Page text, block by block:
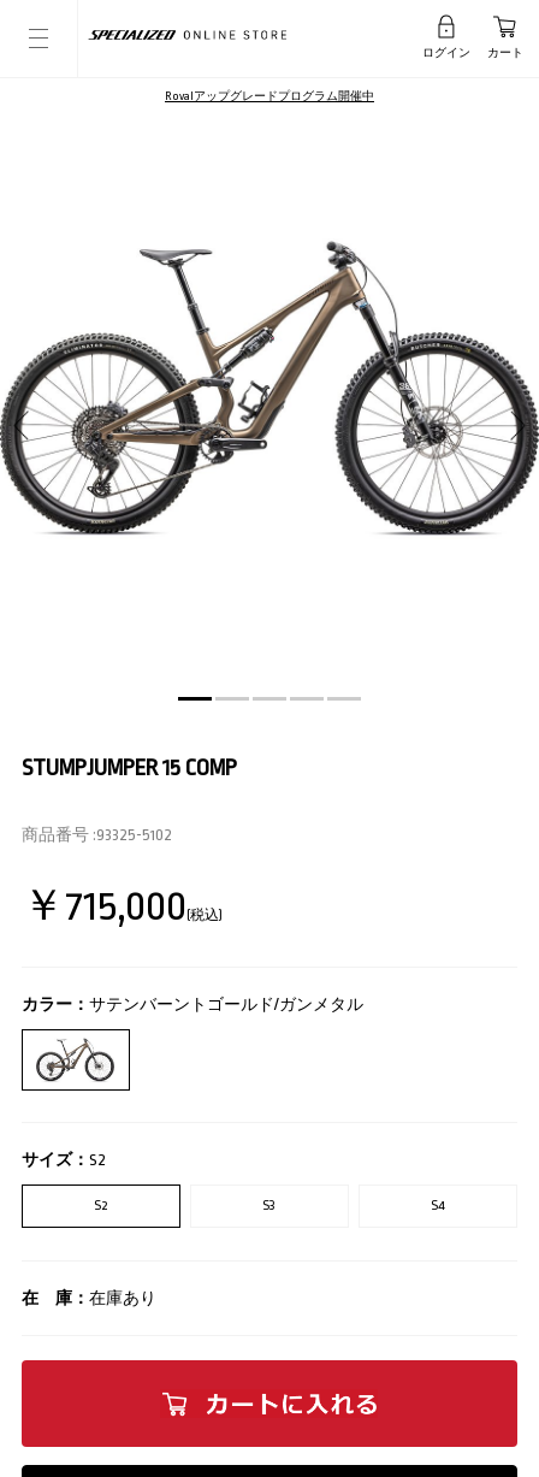
ログイン カート
Rovalアップグレードプログラム開催中
STUMPJUMPER 15 COMP
商品番号 :93325-5102
￥715,000(税込)
カラー： サテンバーントゴールド/ガンメタル
サイズ： S2
S2 S3 S4
在 庫： 在庫あり